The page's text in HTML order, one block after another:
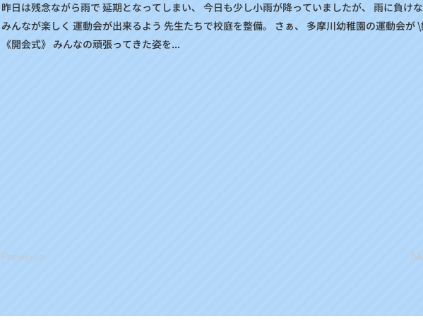
昨日は残念ながら雨で 延期となってしまい、 今日も少し小雨が降っていましたが、 雨に負けな
みんなが楽しく 運動会が出来るよう 先生たちで校庭を整備。 さぁ、 多摩川幼稚園の運動会が
《開会式》 みんなの頑張ってきた姿を...
Previous